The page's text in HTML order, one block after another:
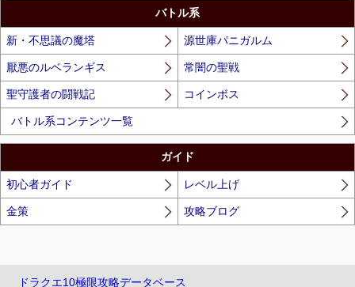
バトル系
新・不思議の魔塔 源世庫パニガルム
厭悪のルベランギス 常闇の聖戦
聖守護者の闘戦記 コインボス
バトル系コンテンツ一覧
ガイド
初心者ガイド レベル上げ
金策 攻略ブログ
ドラクエ10極限攻略データベース